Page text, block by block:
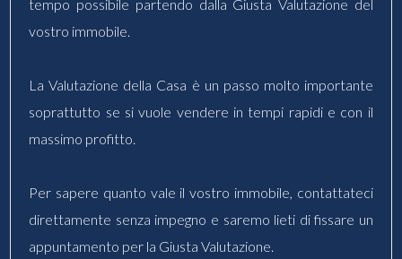
tempo possibile partendo dalla Giusta Valutazione del
vostro immobile.
La Valutazione della Casa è un passo molto importante
soprattutto se si vuole vendere in tempi rapidi e con il
massimo profitto.
Per sapere quanto vale il vostro immobile, contattateci
direttamente senza impegno e saremo lieti di fissare un
appuntamento per la Giusta Valutazione.